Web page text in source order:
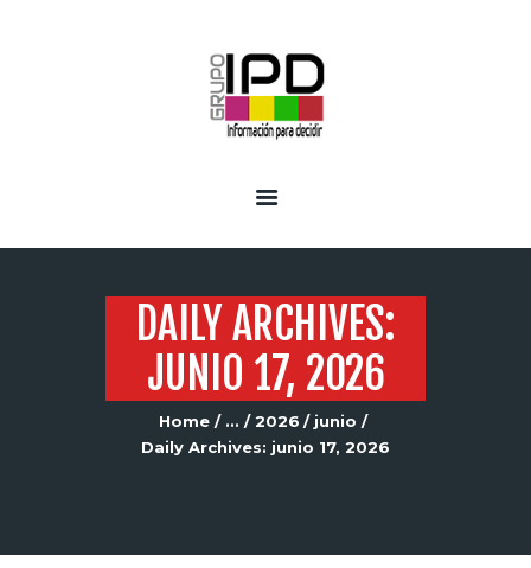
DAILY ARCHIVES:
JUNIO 17, 2026
Home ... 2026
junio
Daily Archives: junio 17, 2026